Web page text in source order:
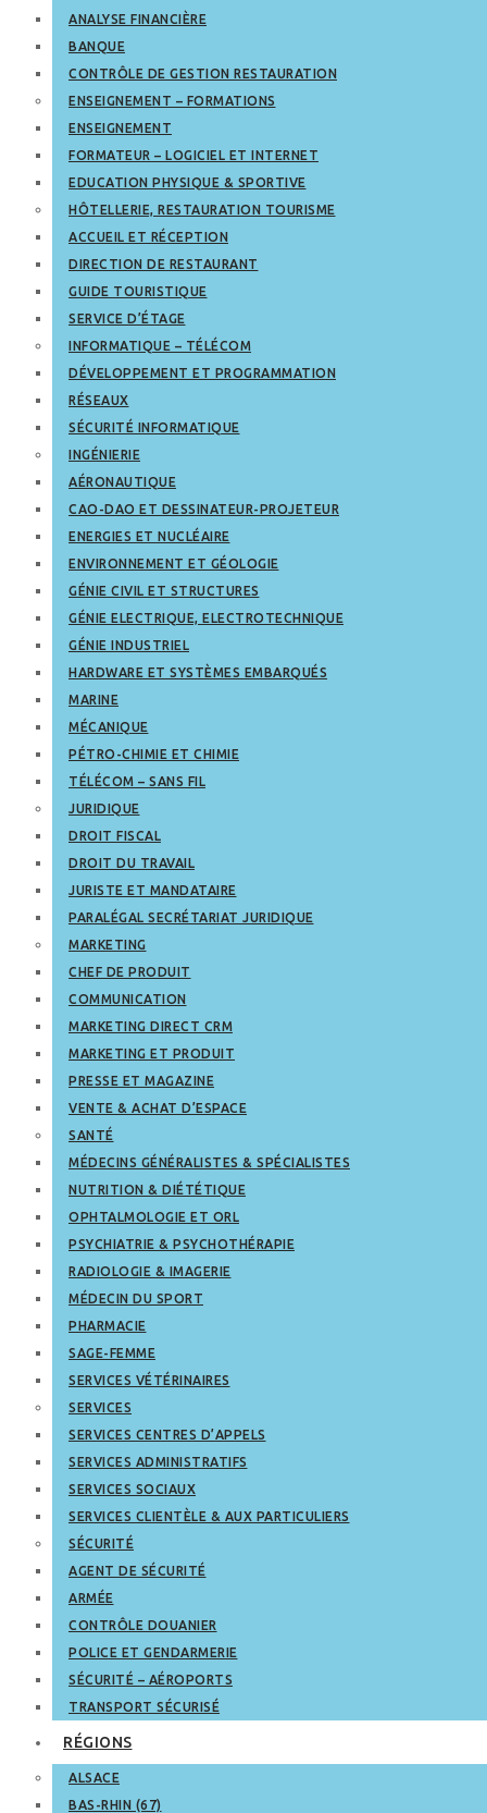
ANALYSE FINANCIÈRE
BANQUE
CONTRÔLE DE GESTION RESTAURATION
ENSEIGNEMENT – FORMATIONS
ENSEIGNEMENT
FORMATEUR – LOGICIEL ET INTERNET
EDUCATION PHYSIQUE & SPORTIVE
HÔTELLERIE, RESTAURATION TOURISME
ACCUEIL ET RÉCEPTION
DIRECTION DE RESTAURANT
GUIDE TOURISTIQUE
SERVICE D’ÉTAGE
INFORMATIQUE – TÉLÉCOM
DÉVELOPPEMENT ET PROGRAMMATION
RÉSEAUX
SÉCURITÉ INFORMATIQUE
INGÉNIERIE
AÉRONAUTIQUE
CAO-DAO ET DESSINATEUR-PROJETEUR
ENERGIES ET NUCLÉAIRE
ENVIRONNEMENT ET GÉOLOGIE
GÉNIE CIVIL ET STRUCTURES
GÉNIE ELECTRIQUE, ELECTROTECHNIQUE
GÉNIE INDUSTRIEL
HARDWARE ET SYSTÈMES EMBARQUÉS
MARINE
MÉCANIQUE
PÉTRO-CHIMIE ET CHIMIE
TÉLÉCOM – SANS FIL
JURIDIQUE
DROIT FISCAL
DROIT DU TRAVAIL
JURISTE ET MANDATAIRE
PARALÉGAL SECRÉTARIAT JURIDIQUE
MARKETING
CHEF DE PRODUIT
COMMUNICATION
MARKETING DIRECT CRM
MARKETING ET PRODUIT
PRESSE ET MAGAZINE
VENTE & ACHAT D’ESPACE
SANTÉ
MÉDECINS GÉNÉRALISTES & SPÉCIALISTES
NUTRITION & DIÉTÉTIQUE
OPHTALMOLOGIE ET ORL
PSYCHIATRIE & PSYCHOTHÉRAPIE
RADIOLOGIE & IMAGERIE
MÉDECIN DU SPORT
PHARMACIE
SAGE-FEMME
SERVICES VÉTÉRINAIRES
SERVICES
SERVICES CENTRES D’APPELS
SERVICES ADMINISTRATIFS
SERVICES SOCIAUX
SERVICES CLIENTÈLE & AUX PARTICULIERS
SÉCURITÉ
AGENT DE SÉCURITÉ
ARMÉE
CONTRÔLE DOUANIER
POLICE ET GENDARMERIE
SÉCURITÉ – AÉROPORTS
TRANSPORT SÉCURISÉ
RÉGIONS
ALSACE
BAS-RHIN (67)